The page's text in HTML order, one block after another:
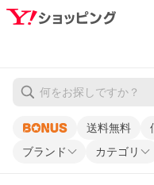
送料無料
ブランド カテゴリ